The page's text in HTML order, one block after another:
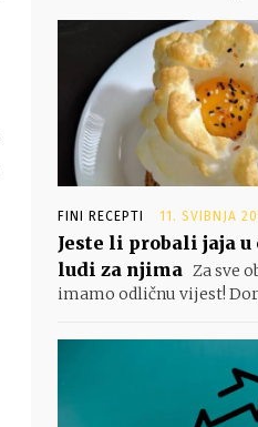
FINI RECEPTI 11. SVIBNJA
Jeste li probali jaja u
ludi za njima Za sve
imamo odličnu vijest!